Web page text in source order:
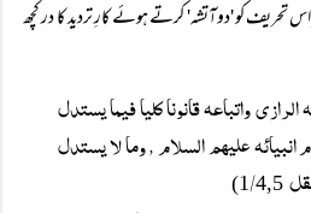
تحریف کو 'دوآتشہ' کرتے ہوئے کارِ تردید کا در کچھ
واتباعہ قانونا كليا فيما يستدل
انبيائہ عليھم السلام , وما لا يستدل
1
/4,5)